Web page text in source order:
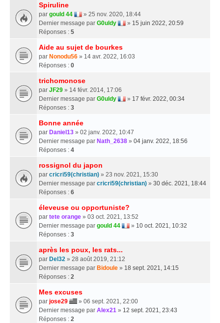
Spiruline
par gould 44
» 25 nov. 2020, 18:44
Dernier message par G0uldy » 15 juin 2022, 20:59
Réponses : 5
Aide au sujet de bourkes
par Nonodu56 » 14 avr. 2022, 16:03
Réponses : 0
trichomonose
par JF29 » 14 févr. 2014, 17:06
Dernier message par G0uldy » 17 févr. 2022, 00:34
Réponses : 3
Bonne année
par Daniel13 » 02 janv. 2022, 10:47
Dernier message par Nath_2638 » 04 janv. 2022, 18:56
Réponses : 4
rossignol du japon
par cricri59(christian) » 23 nov. 2021, 15:30
Dernier message par cricri59(christian) » 30 déc. 2021, 18:44
Réponses : 6
éleveuse ou opportuniste?
par tete orange » 03 oct. 2021, 13:52
Dernier message par gould 44 » 10 oct. 2021, 10:32
Réponses : 3
après les poux, les rats...
par Del32 » 28 août 2019, 21:12
Dernier message par Bidoule » 18 sept. 2021, 14:15
Réponses : 2
Mes excuses
par jose29
» 06 sept. 2021, 22:00
Dernier message par Alex21 » 12 sept. 2021, 23:43
Réponses : 2